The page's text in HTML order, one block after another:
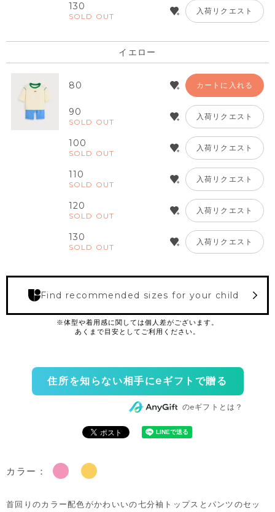
130
SOLD OUT
入荷リクエスト
イエロー
80 カートに入れる
90
SOLD OUT
入荷リクエスト
100
SOLD OUT
入荷リクエスト
110
SOLD OUT
入荷リクエスト
120
SOLD OUT
入荷リクエスト
130
SOLD OUT
入荷リクエスト
Find recommended sizes for your child
住所を知らない相手にeギフトで贈る
のeギフトとは？
カラー：
首回りのカラー配色がかわいいの七分袖トップスとパンツのセッ